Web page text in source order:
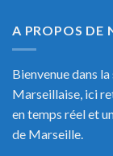
A PROPOS DE
Bienvenue dans
Marseillaise, ici
en temps réel et
de Marseille.